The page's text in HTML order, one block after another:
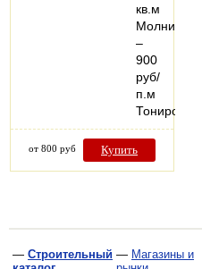
кв.м
Молния
–
900
руб/
п.м
от 800 руб Купить
— Строительный — Магазины и